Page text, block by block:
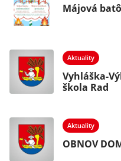
Májová
Aktuality
Vyhláška-
škola Rad
Aktuality
OBNOV